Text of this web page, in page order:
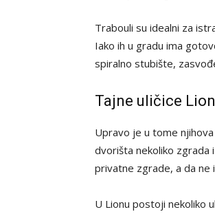
Trabouli su idealni za
Iako ih u gradu ima
spiralno stubište,
Tajne uličice
Upravo je u tome
dvorišta nekoliko zgrada
privatne zgrade, a da ne
U Lionu postoji nekoliko